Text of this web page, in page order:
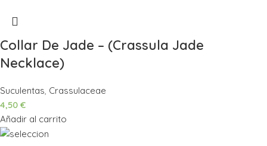
Collar De Jade – (Crassula Jade
Necklace)
Suculentas Crassulaceae
4,50 €
Añadir al carrito